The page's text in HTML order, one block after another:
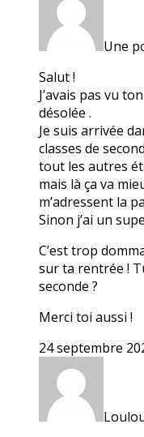
Une
Salut !
J’avais pas vu
désolée .
Je suis arrivée
classes de
tout les autres
mais là ça va
m’adressent la
Sinon j’ai un
C’est trop
sur ta rentrée !
seconde ?
Merci toi aussi !
24 septembre